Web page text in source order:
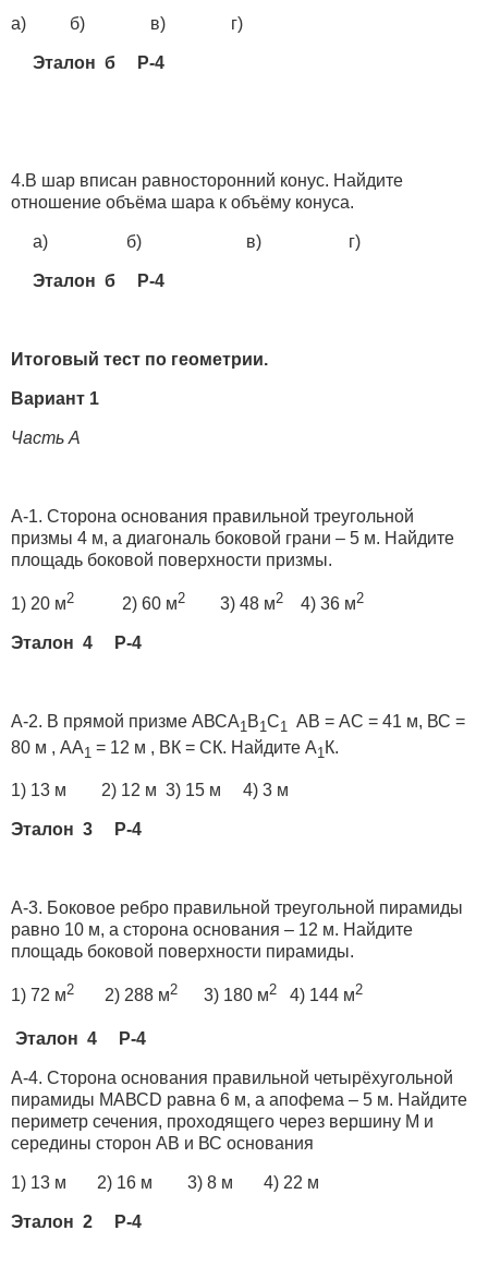
а) б) в) г)
Эталон б Р-4
4.В шар вписан равносторонний конус. Найдите
отношение объёма шара к объёму конуса.
а) б) в) г)
Эталон б Р-4
Итоговый тест по геометрии.
Вариант 1
Часть А
А-1. Сторона основания правильной треугольной
призмы 4 м, а диагональ боковой грани – 5 м. Найдите
площадь боковой поверхности призмы.
1) 20 м2 2) 60 м2 3) 48 м2 4) 36 м2
Эталон 4 Р-4
А-2. В прямой призме АВСА1В1С1 АВ = АС = 41 м, ВС =
80 м , АА1 = 12 м , ВК = СК. Найдите А1 К.
1) 13 м 2) 12 м 3) 15 м 4) 3 м
Эталон 3 Р-4
А-3. Боковое ребро правильной треугольной пирамиды
равно 10 м, а сторона основания – 12 м. Найдите
площадь боковой поверхности пирамиды.
1) 72 м2 2) 288 м2 3) 180 м2 4) 144 м2
Эталон 4 Р-4
А-4. Сторона основания правильной четырёхугольной
пирамиды МАВСD равна 6 м, а апофема – 5 м. Найдите
периметр сечения, проходящего через вершину М и
середины сторон АВ и ВС основания
1) 13 м 2) 16 м 3) 8 м 4) 22 м
Эталон 2 Р-4